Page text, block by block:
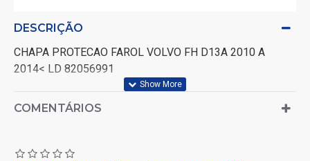
DESCRIÇÃO
CHAPA PROTECAO FAROL VOLVO FH D13A 2010 A
2014< LD 82056991
COMENTÁRIOS